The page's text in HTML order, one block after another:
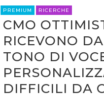
PREMIUM RICERCHE
CMO
RICEVONO
TONO DI
DIFFICILI DA